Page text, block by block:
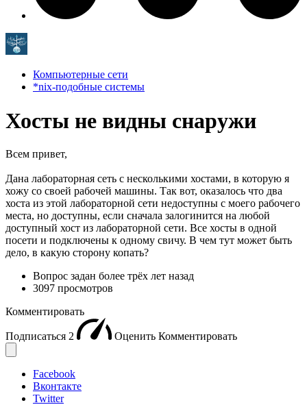
Компьютерные сети
*nix-подобные системы
Хосты не видны снаружи
Всем привет,
Дана лабораторная сеть с несколькими хостами, в которую я
хожу со своей рабочей машины. Так вот, оказалось что два
хоста из этой лабораторной сети недоступны с моего рабочего
места, но доступны, если сначала залогинится на любой
доступный хост из лабораторной сети. Все хосты в одной
посети и подключены к одному свичу. В чем тут может быть
дело, в какую сторону копать?
Вопрос задан более трёх лет назад
3097 просмотров
Комментировать
Подписаться 2 Оценить Комментировать
Facebook
Вконтакте
Twitter